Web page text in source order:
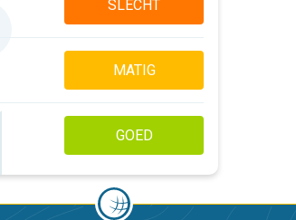
SLECHT
MATIG
GOED